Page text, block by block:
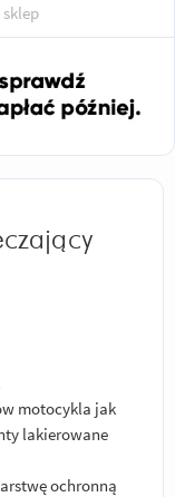
sklep
motocykla jak
lakierowane
ochronną